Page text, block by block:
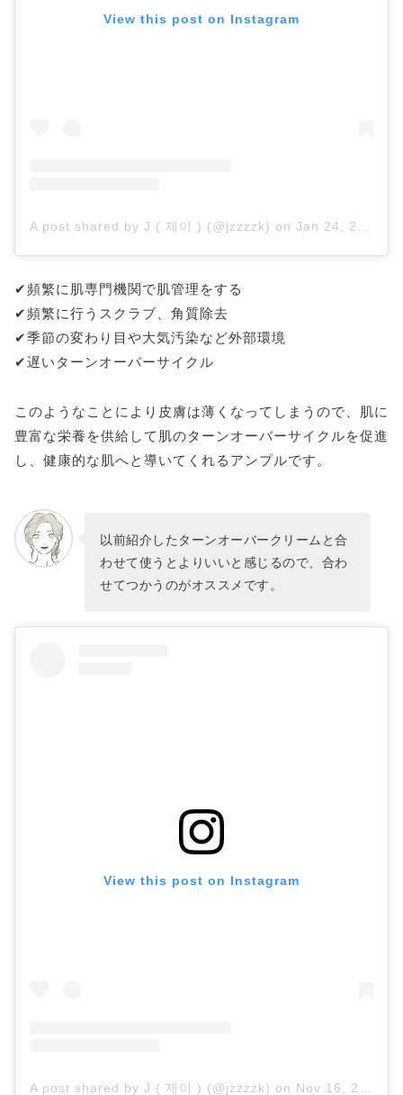
View this post on Instagram
A post shared by J ( 제이 ) (@jzzzzk) on Jan 24, 2020 at 5:59am PST
✔︎頻繁に肌専門機関で肌管理をする
✔︎頻繁に行うスクラブ、角質除去
✔︎季節の変わり目や大気汚染など外部環境
✔︎遅いターンオーバーサイクル
このようなことにより皮膚は薄くなってしまうので、肌に
豊富な栄養を供給して肌のターンオーバーサイクルを促進
し、健康的な肌へと導いてくれるアンプルです。
以前紹介したターンオーバークリームと合
わせて使うとよりいいと感じるので、合わ
せてつかうのがオススメです。
View this post on Instagram
A post shared by J ( 제이 ) (@jzzzzk) on Nov 16, 2019 at 5:50am PST